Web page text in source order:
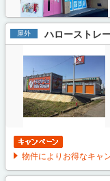
屋外 ハローストレ
物件によりお得なキャ